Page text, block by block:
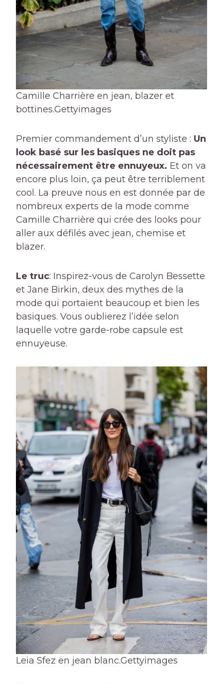
Camille Charrière en jean, blazer et
bottines.Gettyimages
Premier commandement d’un styliste : Un
look basé sur les basiques ne doit pas
nécessairement être ennuyeux. Et on va
encore plus loin, ça peut être terriblement
cool. La preuve nous en est donnée par de
nombreux experts de la mode comme
Camille Charrière qui crée des looks pour
aller aux défilés avec jean, chemise et
blazer.
Le truc: Inspirez-vous de Carolyn Bessette
et Jane Birkin, deux des mythes de la
mode qui portaient beaucoup et bien les
basiques. Vous oublierez l’idée selon
laquelle votre garde-robe capsule est
ennuyeuse.
Leia Sfez en jean blanc.Gettyimages